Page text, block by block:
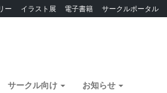
ー イラスト展 電子書籍 サークルポータル
サークル向け お知らせ